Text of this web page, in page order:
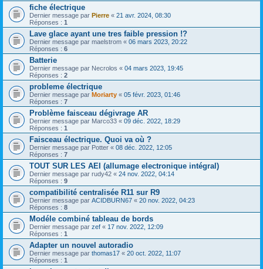
fiche électrique
Dernier message par Pierre « 21 avr. 2024, 08:30
Réponses : 1
Lave glace ayant une tres faible pression !?
Dernier message par maelstrom « 06 mars 2023, 20:22
Réponses : 6
Batterie
Dernier message par Necrolos « 04 mars 2023, 19:45
Réponses : 2
probleme électrique
Dernier message par Moriarty « 05 févr. 2023, 01:46
Réponses : 7
Problème faisceau dégivrage AR
Dernier message par Marco33 « 09 déc. 2022, 18:29
Réponses : 1
Faisceau électrique. Quoi va où ?
Dernier message par Potter « 08 déc. 2022, 12:05
Réponses : 7
TOUT SUR LES AEI (allumage electronique intégral)
Dernier message par rudy42 « 24 nov. 2022, 04:14
Réponses : 9
compatibilité centralisée R11 sur R9
Dernier message par ACIDBURN67 « 20 nov. 2022, 04:23
Réponses : 8
Modéle combiné tableau de bords
Dernier message par zef « 17 nov. 2022, 12:09
Réponses : 1
Adapter un nouvel autoradio
Dernier message par thomas17 « 20 oct. 2022, 11:07
Réponses : 1